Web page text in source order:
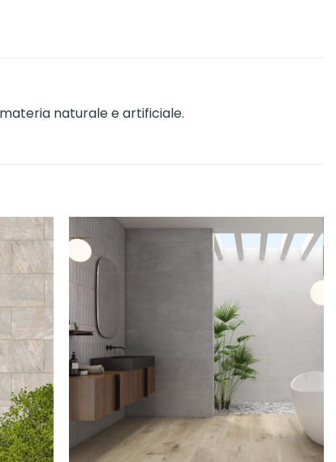
naturale e artificiale.